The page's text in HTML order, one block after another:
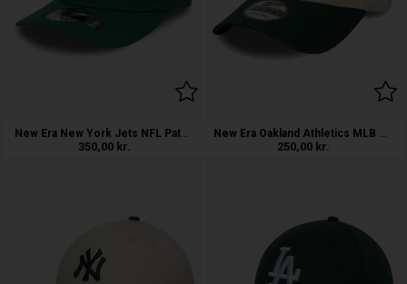
New Era New York Jets NFL Patch 9SEVEN
350,00 kr.
New Era Oakland Athletics MLB Colour B
250,00 kr.